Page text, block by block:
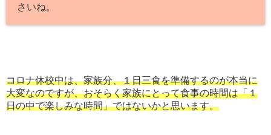
さいね。
コロナ休校中は、家族分、１日三食を準備するのが本当に
大変なのですが、おそらく家族にとって食事の時間は「１
日の中で楽しみな時間」ではないかと思います。